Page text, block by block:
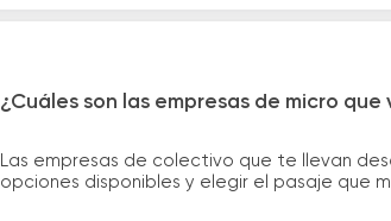
¿Cuáles son las empresas de micro
Las empresas de colectivo que te llevan
opciones disponibles y elegir el pasaje que